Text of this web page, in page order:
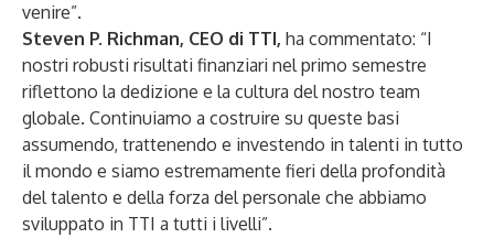
venire”.
Steven P. Richman, CEO di TTI, ha commentato: “I
nostri robusti risultati finanziari nel primo semestre
riflettono la dedizione e la cultura del nostro team
globale. Continuiamo a costruire su queste basi
assumendo, trattenendo e investendo in talenti in tutto
il mondo e siamo estremamente fieri della profondità
del talento e della forza del personale che abbiamo
sviluppato in TTI a tutti i livelli”.